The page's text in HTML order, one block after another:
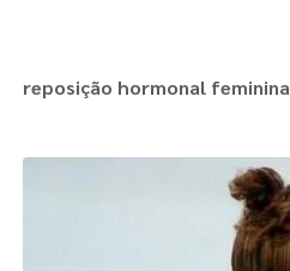
reposição hormonal feminina